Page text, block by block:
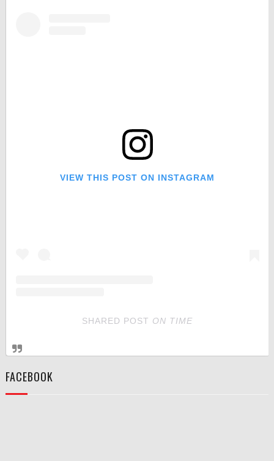
VIEW THIS POST ON INSTAGRAM
SHARED POST ON TIME
FACEBOOK